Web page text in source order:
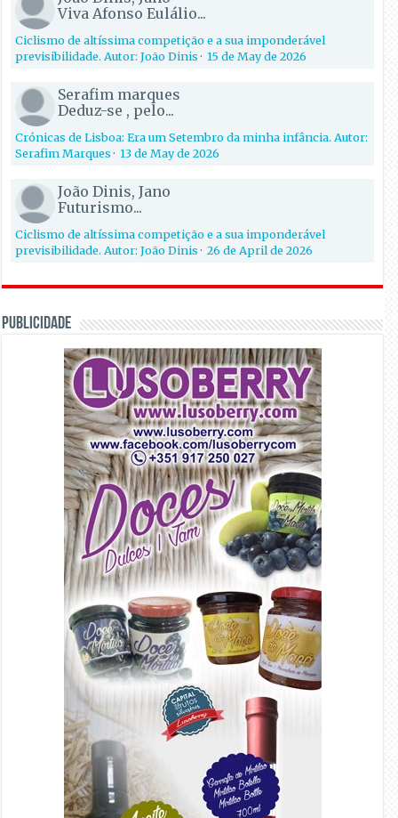
Viva Afonso Eulálio...
Ciclismo de altíssima competição e a sua imponderável
previsibilidade. Autor: João Dinis·15 de May de 2026
Serafim marques
Deduz-se , pelo...
Crónicas de Lisboa: Era um Setembro da minha infância. Autor:
Serafim Marques·13 de May de 2026
João Dinis, Jano
Futurismo...
Ciclismo de altíssima competição e a sua imponderável
previsibilidade. Autor: João Dinis·26 de April de 2026
PUBLICIDADE